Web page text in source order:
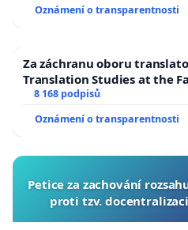
Oznámení o transparentnosti
Za záchranu oboru
Translation Studies at the
University
8 168 podpisů
Oznámení o transparentnosti
Petice za zachování
proti tzv.